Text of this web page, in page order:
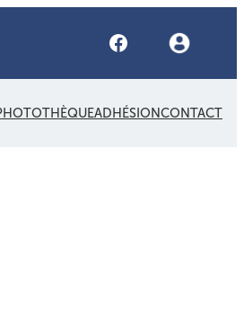
Facebook
ADHÉSIONCONTACT